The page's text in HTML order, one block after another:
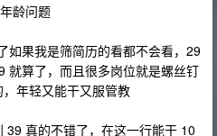
龄问题
如果我是筛简历的看都不会看，29
就算了，而且很多岗位就是螺丝钉
年轻又能干又服管教
39 真的不错了，在这一行能干 10